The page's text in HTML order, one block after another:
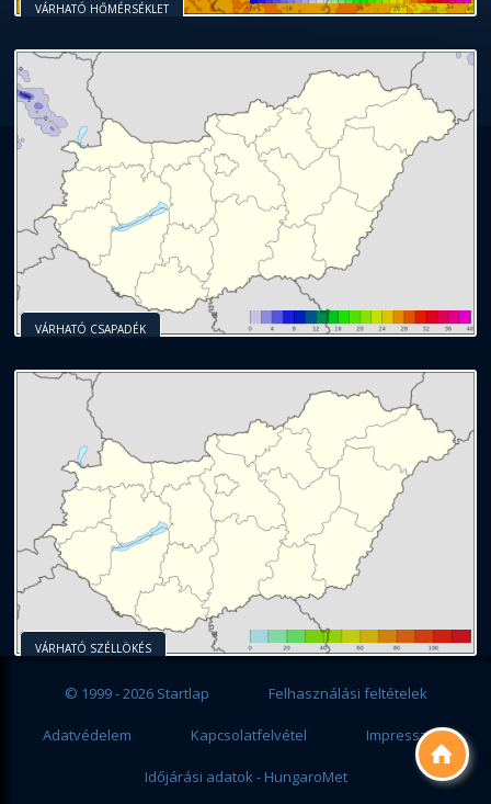

VÁRHATÓ HŐMÉRSÉKLET
VÁRHATÓ CSAPADÉK
VÁRHATÓ SZÉLLÖKÉS
© 1999 - 2026 Startlap Felhasználási feltételek
Adatvédelem Kapcsolatfelvétel Impresszum
Időjárási adatok - HungaroMet